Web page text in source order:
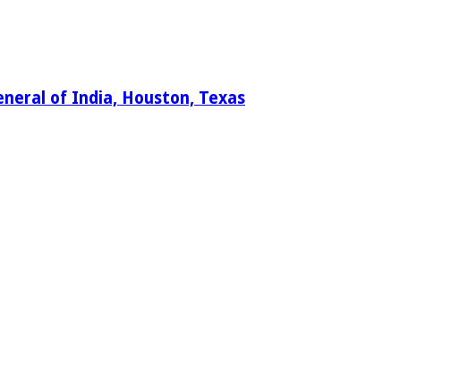
of India, Houston, Texas